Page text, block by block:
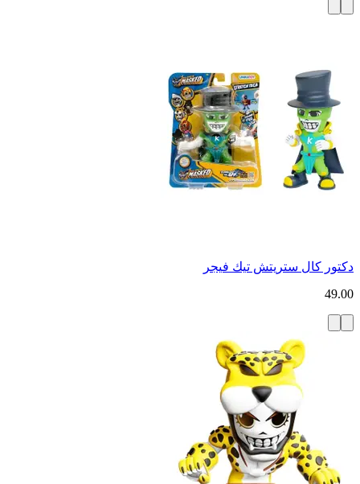
دكتور كال ستريتش تيك فيجر
49.00